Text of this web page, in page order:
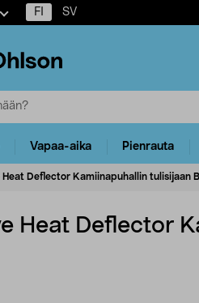
FI SV
Vapaa-aika Pienrauta
Heat Deflector Kamiinapuhallin tulisijaan
Heat Deflector